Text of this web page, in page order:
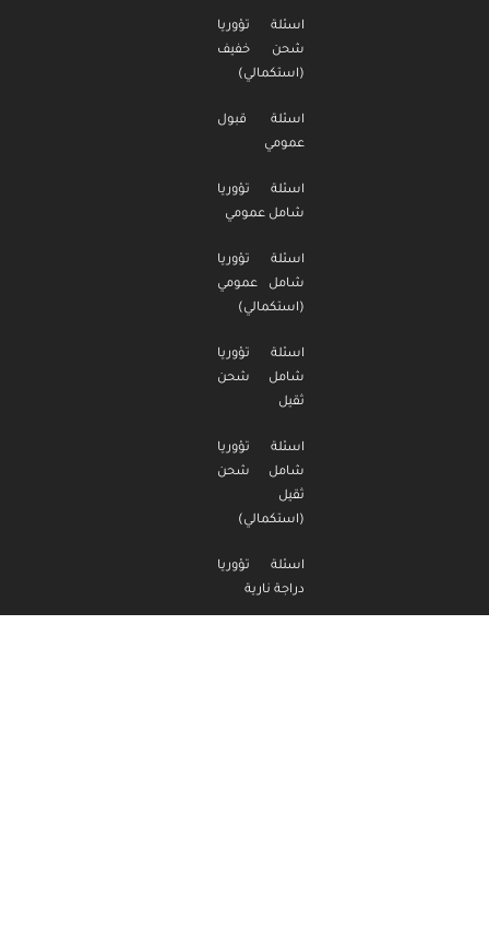
اسئلة تؤوريا
شحن خفيف
(استكمالي)
اسئلة قبول
عمومي
اسئلة تؤوريا
شامل عمومي
اسئلة تؤوريا
شامل عمومي
(استكمالي)
اسئلة تؤوريا
شامل شحن
ثقيل
اسئلة تؤوريا
شامل شحن
ثقيل
(استكمالي)
اسئلة تؤوريا
دراجة نارية